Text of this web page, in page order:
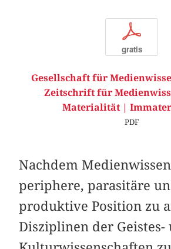
p
gratis
Gesellschaft für
Zeitschrift für
Materialität |
PDF
Nachdem
periphere, parasitäre
produktive Position zu
Disziplinen der Geistes-